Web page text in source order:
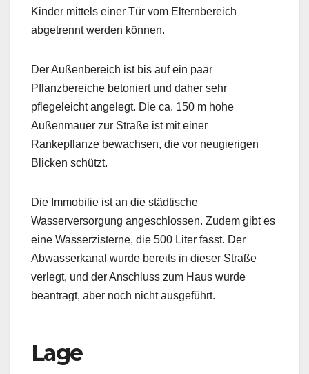
Kinder mittels einer Tür vom Elternbereich
abgetrennt werden können.
Der Außenbereich ist bis auf ein paar
Pflanzbereiche betoniert und daher sehr
pflegeleicht angelegt. Die ca. 150 m hohe
Außenmauer zur Straße ist mit einer
Rankepflanze bewachsen, die vor neugierigen
Blicken schützt.
Die Immobilie ist an die städtische
Wasserversorgung angeschlossen. Zudem gibt es
eine Wasserzisterne, die 500 Liter fasst. Der
Abwasserkanal wurde bereits in dieser Straße
verlegt, und der Anschluss zum Haus wurde
beantragt, aber noch nicht ausgeführt.
Lage